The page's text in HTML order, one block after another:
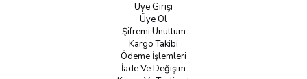
Üye Girişi
Üye Ol
Şifremi Unuttum
Kargo Takibi
Ödeme İşlemleri
İade Ve Değişim